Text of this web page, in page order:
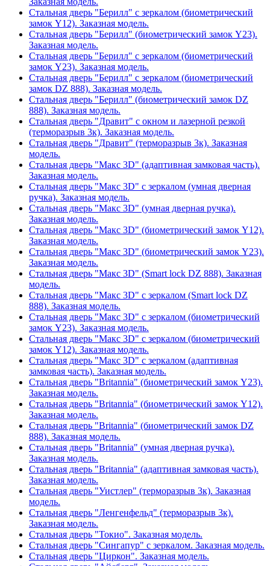
Стальная дверь "Берилл" с зеркалом (биометрический
замок Y12). Заказная модель.
Стальная дверь "Берилл" (биометрический замок Y23).
Заказная модель.
Стальная дверь "Берилл" с зеркалом (биометрический
замок Y23). Заказная модель.
Стальная дверь "Берилл" с зеркалом (биометрический
замок DZ 888). Заказная модель.
Стальная дверь "Берилл" (биометрический замок DZ
888). Заказная модель.
Стальная дверь "Дравит" с окном и лазерной резкой
(терморазрыв 3к). Заказная модель.
Стальная дверь "Дравит" (терморазрыв 3к). Заказная
модель.
Стальная дверь "Макс 3D" (адаптивная замковая часть).
Заказная модель.
Стальная дверь "Макс 3D" с зеркалом (умная дверная
ручка). Заказная модель.
Стальная дверь "Макс 3D" (умная дверная ручка).
Заказная модель.
Стальная дверь "Макс 3D" (биометрический замок Y12).
Заказная модель.
Стальная дверь "Макс 3D" (биометрический замок Y23).
Заказная модель.
Стальная дверь "Макс 3D" (Smart lock DZ 888). Заказная
модель.
Стальная дверь "Макс 3D" с зеркалом (Smart lock DZ
888). Заказная модель.
Стальная дверь "Макс 3D" с зеркалом (биометрический
замок Y23). Заказная модель.
Стальная дверь "Макс 3D" с зеркалом (биометрический
замок Y12). Заказная модель.
Стальная дверь "Макс 3D" с зеркалом (адаптивная
замковая часть). Заказная модель.
Стальная дверь "Britannia" (биометрический замок Y23).
Заказная модель.
Стальная дверь "Britannia" (биометрический замок Y12).
Заказная модель.
Стальная дверь "Britannia" (биометрический замок DZ
888). Заказная модель.
Стальная дверь "Britannia" (умная дверная ручка).
Заказная модель.
Стальная дверь "Britannia" (адаптивная замковая часть).
Заказная модель.
Стальная дверь "Уистлер" (терморазрыв 3к). Заказная
модель.
Стальная дверь "Ленгенфельд" (терморазрыв 3к).
Заказная модель.
Стальная дверь "Токио". Заказная модель.
Стальная дверь "Сингапур" с зеркалом. Заказная модель.
Стальная дверь "Циркон". Заказная модель.